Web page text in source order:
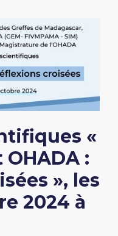
«
:
», les
2024 à